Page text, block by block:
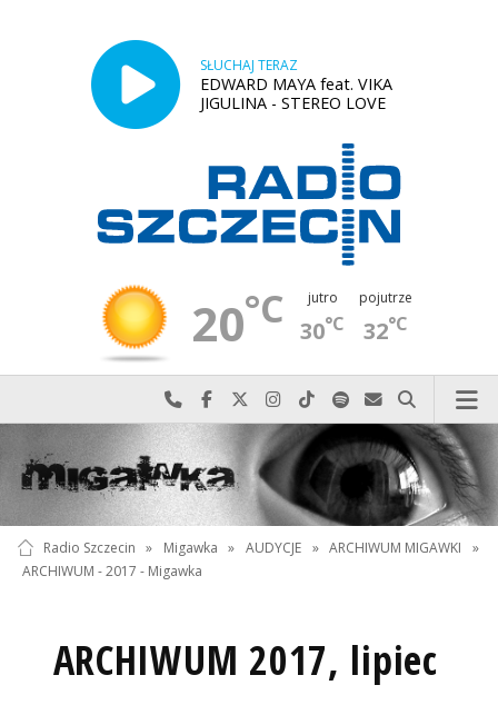
SŁUCHAJ TERAZ
EDWARD MAYA feat. VIKA
JIGULINA - STEREO LOVE
20°C jutro
30°C
pojutrze
32°C
Najlepiej po prostu do nas zadzwoń
Odwiedź nas na Facebook-u
Odwiedź nas na X
Odwiedź nas na Instagram-ie
Odwiedź nas na TikTok-u
Szukaj nas na Spotify
Wyślij do nas
Szukaj
Radio Szczecin » Migawka » AUDYCJE » ARCHIWUM MIGAWKI
»
ARCHIWUM - 2017 - Migawka
ARCHIWUM 2017, lipiec